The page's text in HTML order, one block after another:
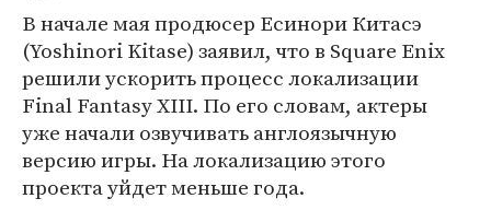
В начале мая продюсер Есинори Китасэ
(Yoshinori Kitase) заявил, что в Square Enix
решили ускорить процесс локализации
Final Fantasy XIII. По его словам, актеры
уже начали озвучивать англоязычную
версию игры. На локализацию этого
проекта уйдет меньше года.